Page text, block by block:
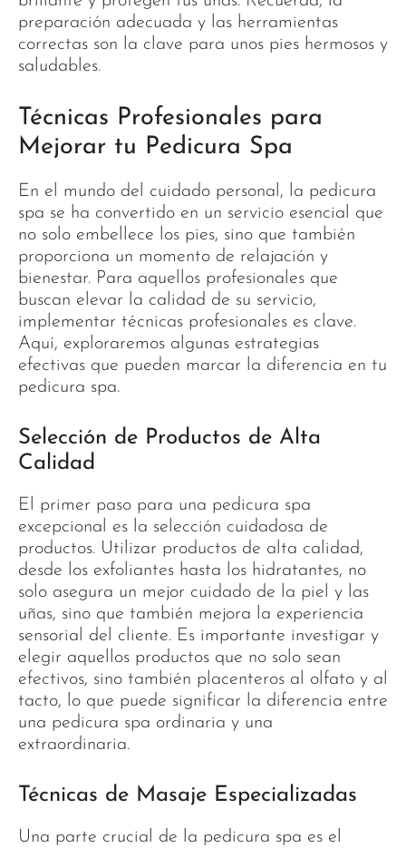
preparación adecuada y las herramientas
correctas son la clave para unos pies hermosos y
saludables.
Técnicas Profesionales para
Mejorar tu Pedicura Spa
En el mundo del cuidado personal, la pedicura
spa se ha convertido en un servicio esencial que
no solo embellece los pies, sino que también
proporciona un momento de relajación y
bienestar. Para aquellos profesionales que
buscan elevar la calidad de su servicio,
implementar técnicas profesionales es clave.
Aquí, exploraremos algunas estrategias
efectivas que pueden marcar la diferencia en tu
pedicura spa.
Selección de Productos de Alta
Calidad
El primer paso para una pedicura spa
excepcional es la selección cuidadosa de
productos. Utilizar productos de alta calidad,
desde los exfoliantes hasta los hidratantes, no
solo asegura un mejor cuidado de la piel y las
uñas, sino que también mejora la experiencia
sensorial del cliente. Es importante investigar y
elegir aquellos productos que no solo sean
efectivos, sino también placenteros al olfato y al
tacto, lo que puede significar la diferencia entre
una pedicura spa ordinaria y una
extraordinaria.
Técnicas de Masaje Especializadas
Una parte crucial de la pedicura spa es el